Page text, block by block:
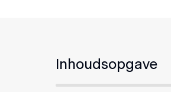
Inhoudsopgave